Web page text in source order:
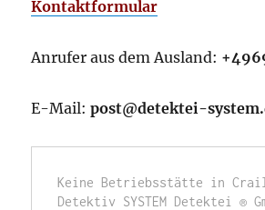
Kontaktformular
Anrufer aus dem Ausland:
E-Mail:post@detektei-
Keine Betriebsstätte in
Detektiv SYSTEM Detektei ®